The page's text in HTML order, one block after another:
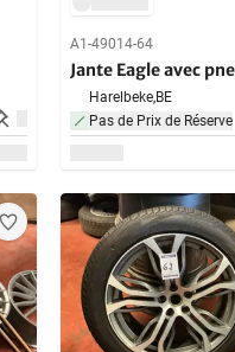
A1-49014-64
Jante Eagle avec
Harelbeke,BE
Pas de Prix de Réserve